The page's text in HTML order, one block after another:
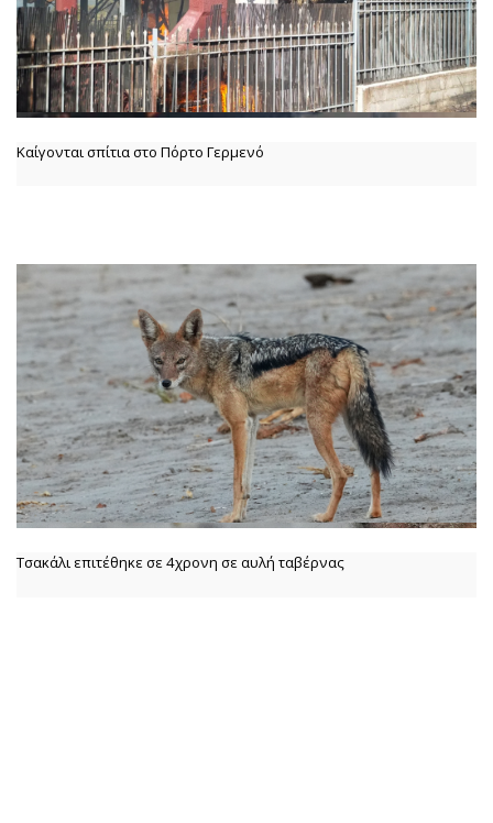
Καίγονται σπίτια στο Πόρτο Γερμενό
Τσακάλι επιτέθηκε σε 4χρονη σε αυλή ταβέρνας